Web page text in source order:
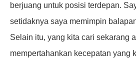
berjuang untuk posisi terdepan.
setidaknya saya memimpin
Selain itu, yang kita cari sekarang
mempertahankan kecepatan yang